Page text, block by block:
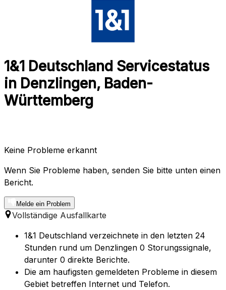
1&1 Deutschland Servicestatus
in Denzlingen, Baden-
Württemberg
Keine Probleme erkannt
Wenn Sie Probleme haben, senden Sie bitte unten einen
Bericht.
Melde ein Problem
Vollständige Ausfallkarte
1&1 Deutschland verzeichnete in den letzten 24
Stunden rund um Denzlingen 0 Storungssignale,
darunter 0 direkte Berichte.
Die am haufigsten gemeldeten Probleme in diesem
Gebiet betreffen Internet und Telefon.